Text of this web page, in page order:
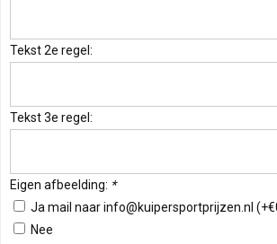
Tekst 2e regel:
Tekst 3e regel:
Eigen afbeelding: *
Ja mail naarinfo@kuipersportprijzen.nl
Nee